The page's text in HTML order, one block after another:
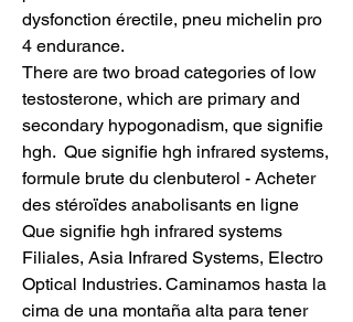
dysfonction érectile, pneu michelin pro
4 endurance.
There are two broad categories of low
testosterone, which are primary and
secondary hypogonadism, que signifie
hgh.  Que signifie hgh infrared systems,
formule brute du clenbuterol - Acheter
des stéroïdes anabolisants en ligne
Que signifie hgh infrared systems
Filiales, Asia Infrared Systems, Electro
Optical Industries. Caminamos hasta la
cima de una montaña alta para tener